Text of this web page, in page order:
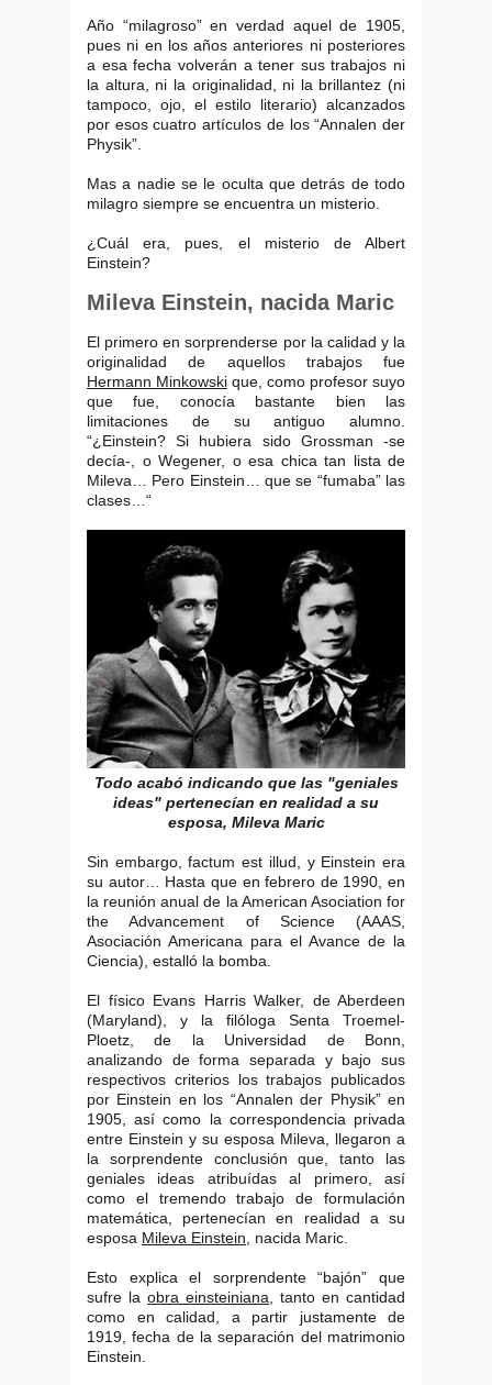
Año “milagroso” en verdad aquel de 1905,
pues ni en los años anteriores ni posteriores
a esa fecha volverán a tener sus trabajos ni
la altura, ni la originalidad, ni la brillantez (ni
tampoco, ojo, el estilo literario) alcanzados
por esos cuatro artículos de los “Annalen der
Physik”.
Mas a nadie se le oculta que detrás de todo
milagro siempre se encuentra un misterio.
¿Cuál era, pues, el misterio de Albert
Einstein?
Mileva Einstein, nacida Maric
El primero en sorprenderse por la calidad y la
originalidad de aquellos trabajos fue
Hermann Minkowski que, como profesor suyo
que fue, conocía bastante bien las
limitaciones de su antiguo alumno.
“¿Einstein? Si hubiera sido Grossman -se
decía-, o Wegener, o esa chica tan lista de
Mileva… Pero Einstein… que se “fumaba” las
clases…“
Todo acabó indicando que las "geniales
ideas" pertenecían en realidad a su
esposa, Mileva Maric
Sin embargo, factum est illud, y Einstein era
su autor… Hasta que en febrero de 1990, en
la reunión anual de la American Asociation for
the Advancement of Science (AAAS,
Asociación Americana para el Avance de la
Ciencia), estalló la bomba.
El físico Evans Harris Walker, de Aberdeen
(Maryland), y la filóloga Senta Troemel-
Ploetz, de la Universidad de Bonn,
analizando de forma separada y bajo sus
respectivos criterios los trabajos publicados
por Einstein en los “Annalen der Physik” en
1905, así como la correspondencia privada
entre Einstein y su esposa Mileva, llegaron a
la sorprendente conclusión que, tanto las
geniales ideas atribuídas al primero, así
como el tremendo trabajo de formulación
matemática, pertenecían en realidad a su
esposa Mileva Einstein , nacida Maric.
Esto explica el sorprendente “bajón” que
sufre la obra einsteiniana , tanto en cantidad
como en calidad, a partir justamente de
1919, fecha de la separación del matrimonio
Einstein.